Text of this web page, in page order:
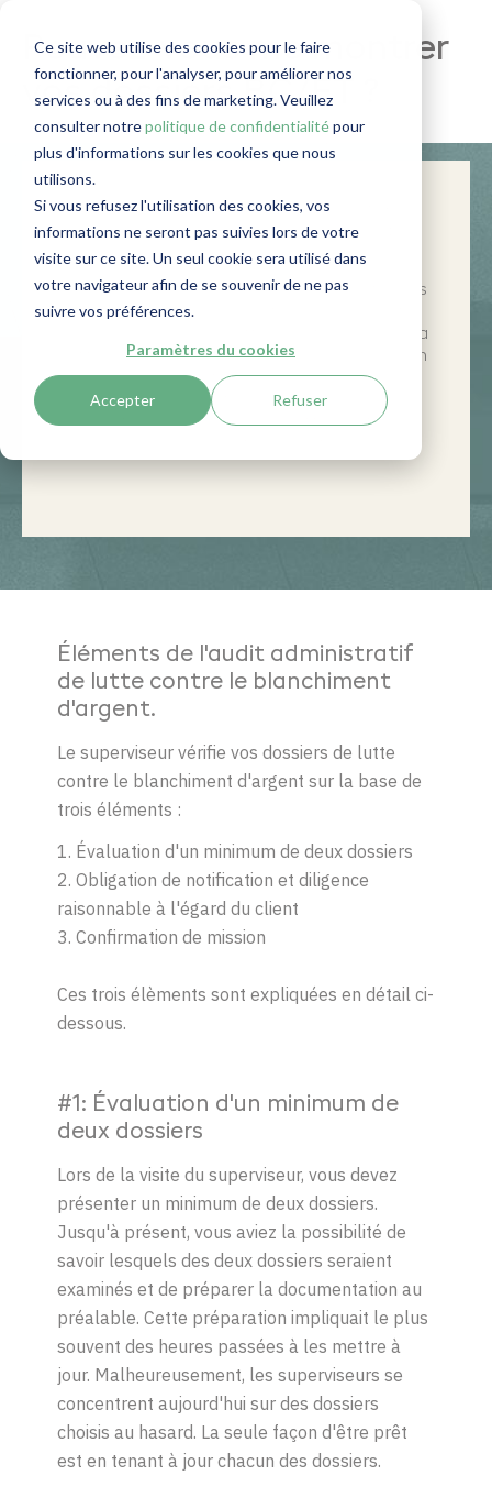
Ce site web utilise des cookies pour le faire
fonctionner, pour l'analyser, pour améliorer nos
services ou à des fins de marketing. Veuillez
consulter notrepolitique de confidentialitépour
plus d'informations sur les cookies que nous
utilisons.
Si vous refusez l'utilisation des cookies, vos
informations ne seront pas suivies lors de votre
visite sur ce site. Un seul cookie sera utilisé dans
votre navigateur afin de se souvenir de ne pas
suivre vos préférences.
Paramètres du cookies
Accepter Refuser
Pouvez-vous me montrer
vos dossiers BC/FT ?
Seconde question posée par le
superviseur au cours de l'audit.
Le superviseur est sur le point de vous
rendre visite. Dans un blog précédent, nous
avions abordé la question : "Comment
décidez-vous si une affaire est soumise à la
lutte contre le blanchiment d'argent ou non
?" Dans cet article, nous abordons la
question suivante : "Pouvez-vous me
montrer vos dossiers de lutte contre le
Éléments de l'audit administratif
de lutte contre le blanchiment
d'argent.
Le superviseur vérifie vos dossiers de lutte
contre le blanchiment d'argent sur la base de
trois éléments :
1. Évaluation d'un minimum de deux dossiers
2. Obligation de notification et diligence
raisonnable à l'égard du client
3. Confirmation de mission
Ces trois élèments sont expliquées en détail ci-
dessous.
#1: Évaluation d'un minimum de
deux dossiers
Lors de la visite du superviseur, vous devez
présenter un minimum de deux dossiers.
Jusqu'à présent, vous aviez la possibilité de
savoir lesquels des deux dossiers seraient
examinés et de préparer la documentation au
préalable. Cette préparation impliquait le plus
souvent des heures passées à les mettre à
jour. Malheureusement, les superviseurs se
concentrent aujourd'hui sur des dossiers
choisis au hasard. La seule façon d'être prêt
est en tenant à jour chacun des dossiers.